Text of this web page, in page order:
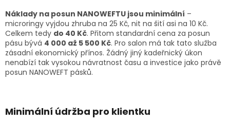
Náklady na posun NANOWEFTU jsou minimální –
microringy vyjdou zhruba na 25 Kč, nit na šití asi na 10 Kč.
Celkem tedy do 40 Kč. Přitom standardní cena za posun
pásu bývá 4 000 až 5 500 Kč. Pro salon má tak tato služba
zásadní ekonomický přínos. Žádný jiný kadeřnický úkon
nenabízí tak vysokou návratnost času a investice jako právě
posun NANOWEFT pásků.
Minimální údržba pro klientku